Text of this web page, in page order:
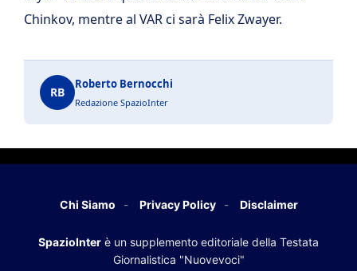
Chinkov, mentre al VAR ci sarà Felix Zwayer.
RB
Roberto Bernocchi
Redazione SpazioInter
Chi Siamo Privacy Policy Disclaimer
SpazioInter è un supplemento editoriale della Testata
Giornalistica "Nuovevoci"